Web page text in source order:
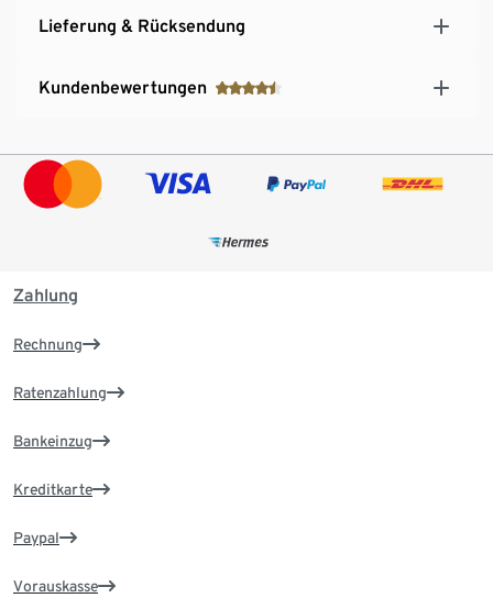
Lieferung & Rücksendung
Kundenbewertungen
Zahlung
Rechnung
Ratenzahlung
Bankeinzug
Kreditkarte
Paypal
Vorauskasse